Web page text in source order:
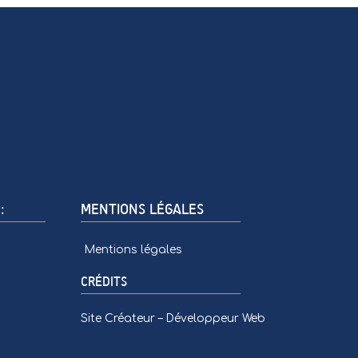
MENTIONS LÉGALES
Mentions légales
CRÉDITS
Site Créateur – Développeur Web